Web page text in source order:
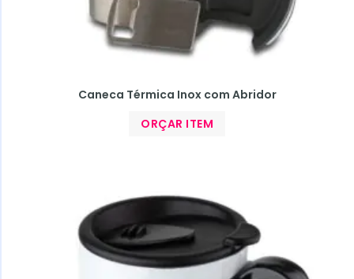
Caneca Térmica Inox com Abridor
ORÇAR ITEM